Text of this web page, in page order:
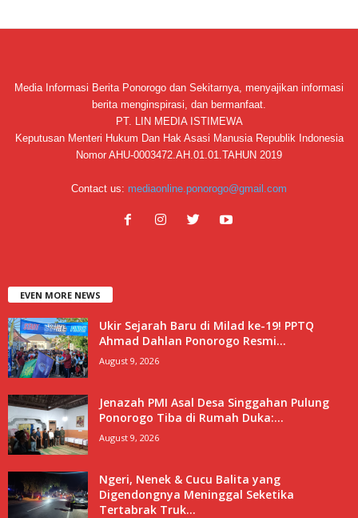
Media Informasi Berita Ponorogo dan Sekitarnya, menyajikan informasi
berita menginspirasi, dan bermanfaat.
PT. LIN MEDIA ISTIMEWA
Keputusan Menteri Hukum Dan Hak Asasi Manusia Republik Indonesia
Nomor AHU-0003472.AH.01.01.TAHUN 2019
Contact us: mediaonline.ponorogo@gmail.com
EVEN MORE NEWS
Ukir Sejarah Baru di Milad ke-19! PPTQ
Ahmad Dahlan Ponorogo Resmi...
August 9, 2026
Jenazah PMI Asal Desa Singgahan Pulung
Ponorogo Tiba di Rumah Duka:...
August 9, 2026
Ngeri, Nenek & Cucu Balita yang
Digendongnya Meninggal Seketika
Tertabrak Truk...